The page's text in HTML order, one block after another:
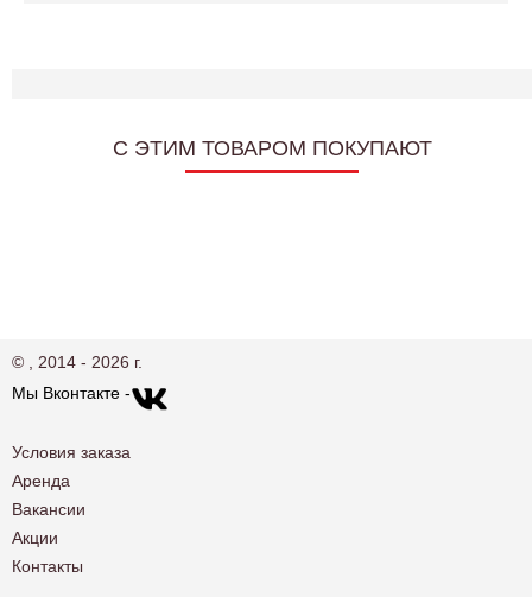
C ЭТИМ ТОВАРОМ ПОКУПАЮТ
© , 2014 - 2026 г.
Мы Вконтакте -
Условия заказа
Аренда
Вакансии
Акции
Контакты